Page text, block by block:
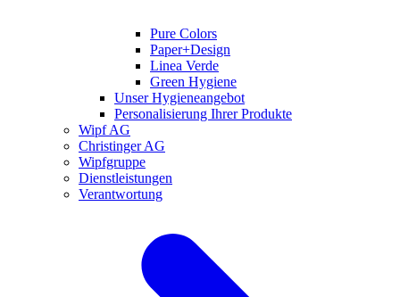
Pure Colors
Paper+Design
Linea Verde
Green Hygiene
Unser Hygieneangebot
Personalisierung Ihrer Produkte
Wipf AG
Christinger AG
Wipfgruppe
Dienstleistungen
Verantwortung